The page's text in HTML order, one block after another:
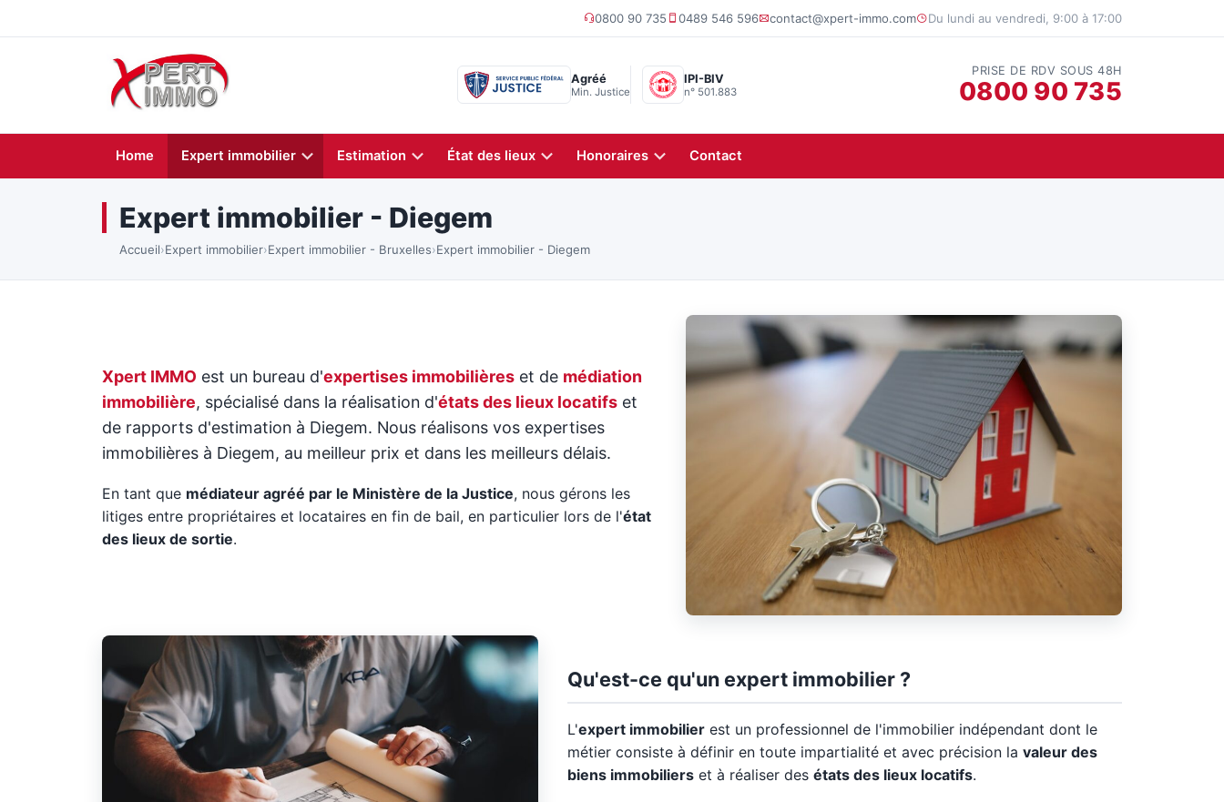
0800 90 735 0489 546 596 contact@xpert-immo.com Du lundi au vendredi, 9:00 à 17:00
Agréé
Min. Justice
IPI-BIV
n° 501.883
PRISE DE RDV SOUS 48H
0800 90 735
Home Expert immobilier Estimation État des lieux Honoraires Contact
Expert immobilier - Diegem
Accueil›Expert immobilier›Expert immobilier - Bruxelles›Expert immobilier - Diegem
Xpert IMMO est un bureau d'expertises immobilières et de médiation
immobilière, spécialisé dans la réalisation d'états des lieux locatifs et
de rapports d'estimation à Diegem. Nous réalisons vos expertises
immobilières à Diegem, au meilleur prix et dans les meilleurs délais.
En tant que médiateur agréé par le Ministère de la Justice, nous gérons les
litiges entre propriétaires et locataires en fin de bail, en particulier lors de l'état
des lieux de sortie.
Qu'est-ce qu'un expert immobilier ?
L'expert immobilierest un professionnel de l'immobilier indépendant dont le
métier consiste à définir en toute impartialité et avec précision la valeur des
biens immobilierset à réaliser des états des lieux locatifs.